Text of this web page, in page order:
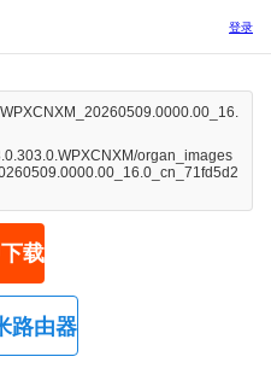
登录
organ_images
载
路由器